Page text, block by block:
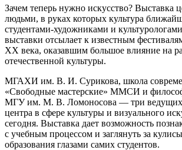
Зачем теперь нужно искусство? Выставка
людьми, в руках которых культура
студентами-художниками и
выставки отсылает к известным
XX века, оказавшим большое влияние на
отечественной культуры.
МГАХИ им. В. И. Сурикова, школа
«Свободные мастерские» ММСИ и
МГУ им. М. В. Ломоносова — три ведущих
центра в сфере культуры и визуального
сегодня. Выставка дает возможность
с учебным процессом и заглянуть за
образования глазами самих студентов.